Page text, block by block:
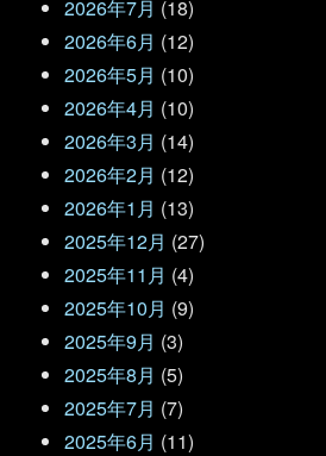
2026年7月 (18)
2026年6月 (12)
2026年5月 (10)
2026年4月 (10)
2026年3月 (14)
2026年2月 (12)
2026年1月 (13)
2025年12月 (27)
2025年11月 (4)
2025年10月 (9)
2025年9月 (3)
2025年8月 (5)
2025年7月 (7)
2025年6月 (11)